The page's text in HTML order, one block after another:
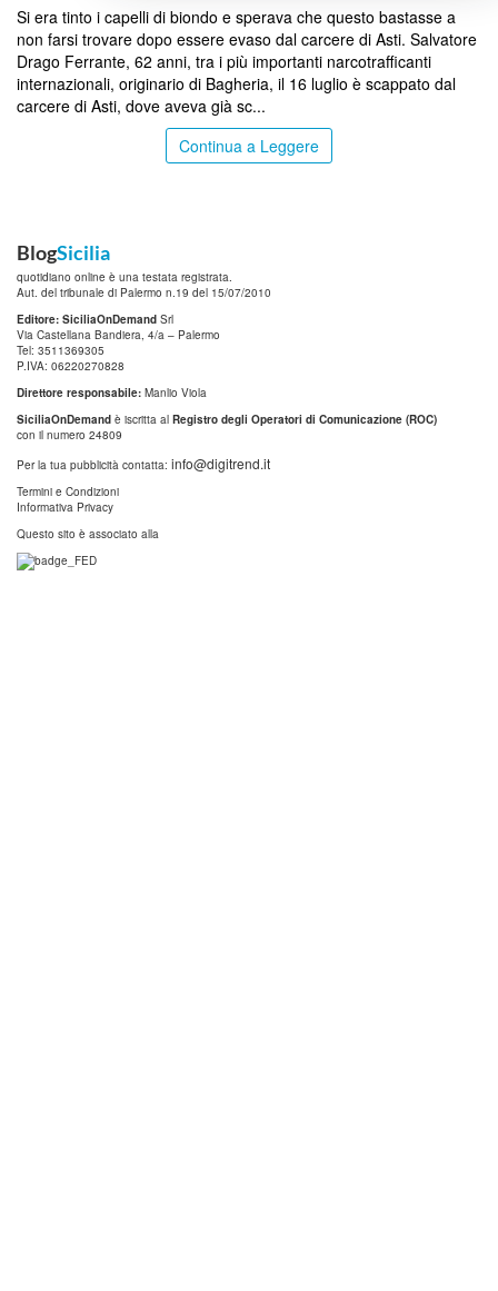
Si era tinto i capelli di biondo e sperava che questo bastasse a
non farsi trovare dopo essere evaso dal carcere di Asti. Salvatore
Drago Ferrante, 62 anni, tra i più importanti narcotrafficanti
internazionali, originario di Bagheria, il 16 luglio è scappato dal
carcere di Asti, dove aveva già sc...
Continua a Leggere
BlogSicilia
quotidiano online è una testata registrata.
Aut. del tribunale di Palermo n.19 del 15/07/2010
Editore: SiciliaOnDemand Srl
Via Castellana Bandiera, 4/a – Palermo
Tel: 3511369305
P.IVA: 06220270828
Direttore responsabile: Manlio Viola
SiciliaOnDemand è iscritta al Registro degli Operatori di Comunicazione (ROC)
con il numero 24809
Per la tua pubblicità contatta: info@digitrend.it
Termini e Condizioni
Informativa Privacy
Questo sito è associato alla